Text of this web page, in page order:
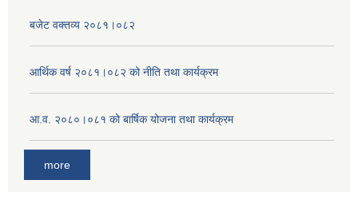
बजेट वक्तव्य २०८१।०८२
आर्थिक वर्ष २०८१।०८२ को नीति तथा कार्यक्रम
आ.व. २०८०।०८१ को बार्षिक योजना तथा कार्यक्रम
more